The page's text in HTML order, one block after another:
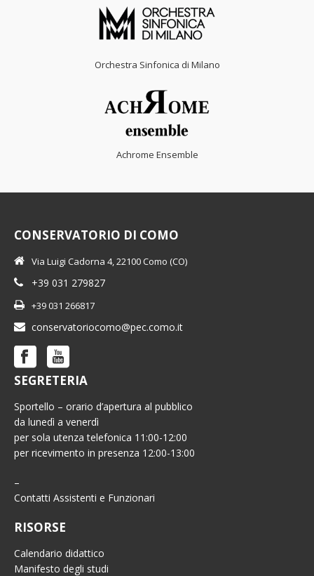
Orchestra Sinfonica di Milano
Achrome Ensemble
CONSERVATORIO DI COMO
Via Luigi Cadorna 4, 22100 Como (CO)
+39 031 279827
+39 031 266817
conservatoriocomo@pec.como.it
SEGRETERIA
Sportello – orario d’apertura al pubblico
da lunedì a venerdì
per sola utenza telefonica 11:00-12:00
per ricevimento in presenza 12:00-13:00
–
Contatti Assistenti e Funzionari
RISORSE
Calendario didattico
Manifesto degli studi